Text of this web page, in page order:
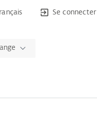
Se connecter